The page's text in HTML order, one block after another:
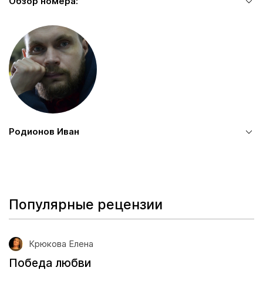
Родионов Иван
Популярные рецензии
Крюкова Елена
Победа любви